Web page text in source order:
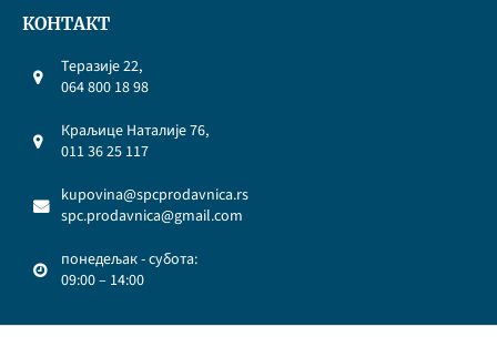
КОНТАКТ
Теразије 22,
064 800 18 98
Краљице Наталије 76,
011 36 25 117
kupovina@spcprodavnica.rs
spc.prodavnica@gmail.com
понедељак - субота:
09:00 – 14:00